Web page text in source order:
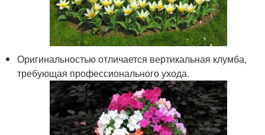
Оригинальностью отличается вертикальная клумба,
требующая профессионального ухода.